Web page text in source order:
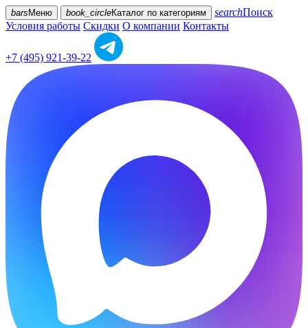
bars Меню book_circleКаталог по категориям searchПоиск
Условия работы Скидки О компании Контакты
+7 (495) 921-39-22